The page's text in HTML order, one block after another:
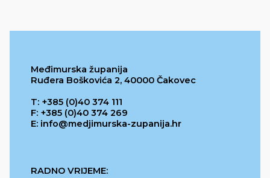
Međimurska županija
Ruđera Boškovića 2, 40000 Čakovec
T: +385 (0)40 374 111
F: +385 (0)40 374 269
E: info@medjimurska-zupanija.hr
RADNO VRIJEME: